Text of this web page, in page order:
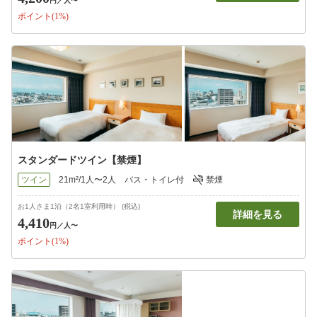
ポイント(1%)
スタンダードツイン【禁煙】
ツイン 21m²/1人〜2人 バス・トイレ付 禁煙
お1人さま1泊（2名1室利用時） (税込)
4,410円 ／人〜
ポイント(1%)
詳細を見る